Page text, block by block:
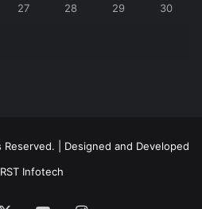
27 28 29 30
| Designed and Developed
Infotech